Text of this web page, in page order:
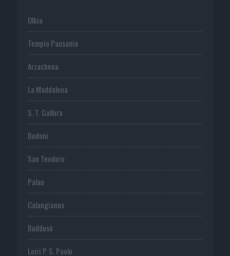
Olbia
Tempio Pausania
Arzachena
La Maddalena
S. T. Gallura
Budoni
San Teodoro
Palau
Calangianus
Buddusò
Loiri P. S. Paolo